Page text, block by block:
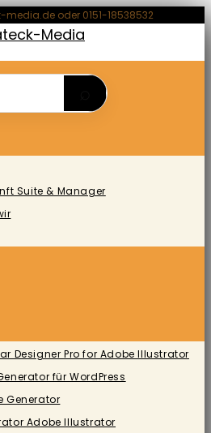
oder 0151-18538532
Suite & Manager
Designer Pro for Adobe Illustrator
für WordPress
Generator
Adobe Illustrator